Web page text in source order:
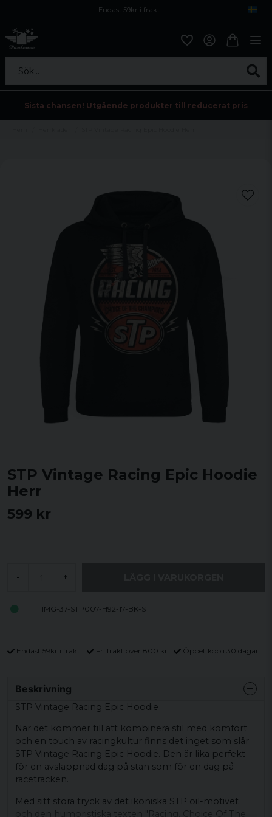
Endast 59kr i frakt
Sök...
Sista chansen! Utgående produkter till reducerat pris
STP Vintage Racing Epic Hoodie
Herr
599 kr
- +
IMG-37-STP007-H92-17-BK-S
Endast 59kr i frakt Fri frakt över 800 kr Öppet köp i 30 dagar
Beskrivning
STP Vintage Racing Epic Hoodie
När det kommer till att kombinera stil med komfort
och en touch av racingkultur finns det inget som slår
STP Vintage Racing Epic Hoodie. Den är lika perfekt
för en avslappnad dag på stan som för en dag på
racetracken.
Med sitt stora tryck av det ikoniska STP oil-motivet
och den humoristiska texten "Racing. Choice Of The